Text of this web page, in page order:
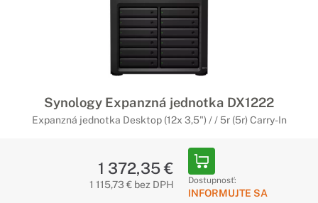
Synology Expanzná jednotka DX1222
Expanzná jednotka Desktop (12x 3,5") / / 5r (5r) Carry-In
1 372,35 €
1 115,73 € bez DPH Dostupnosť:
INFORMUJTE SA